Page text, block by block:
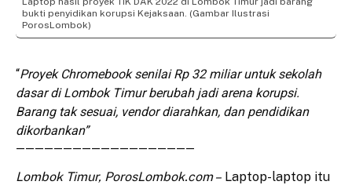
bukti penyidikan korupsi Kejaksaan. (Gambar Ilustrasi
PorosLombok)
“Proyek Chromebook senilai Rp 32 miliar untuk sekolah
dasar di Lombok Timur berubah jadi arena korupsi.
Barang tak sesuai, vendor diarahkan, dan pendidikan
dikorbankan”
———————————————————
Lombok Timur, PorosLombok.com – Laptop-laptop itu